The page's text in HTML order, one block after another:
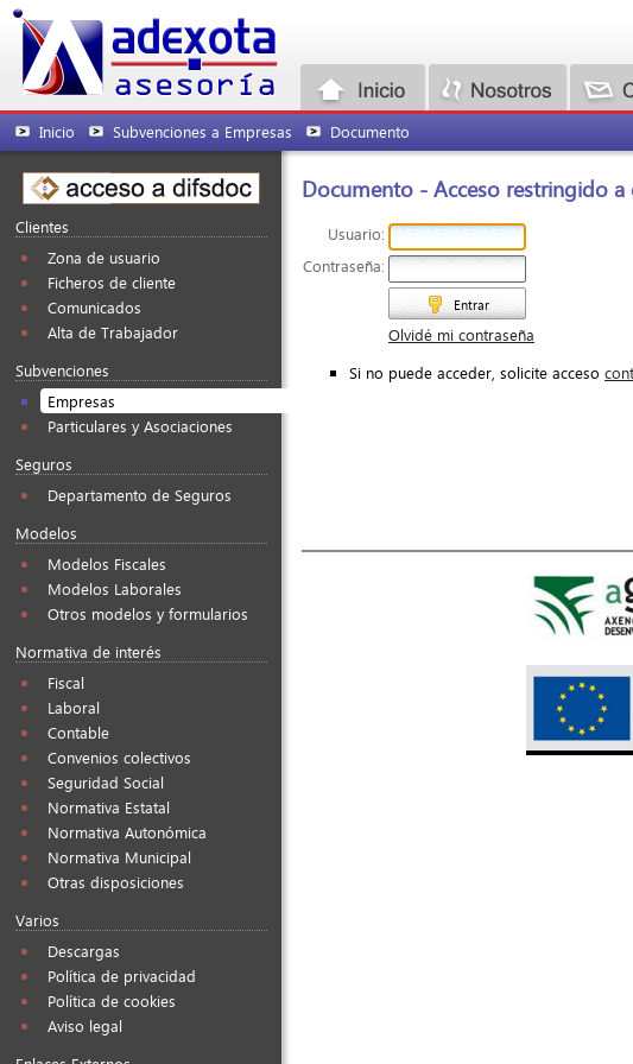
Inicio Subvenciones a Empresas Documento
Clientes
Zona de usuario
Ficheros de cliente
Comunicados
Alta de Trabajador
Subvenciones
Empresas
Particulares y Asociaciones
Seguros
Departamento de Seguros
Modelos
Modelos Fiscales
Modelos Laborales
Otros modelos y formularios
Normativa de interés
Fiscal
Laboral
Contable
Convenios colectivos
Seguridad Social
Normativa Estatal
Normativa Autonómica
Normativa Municipal
Otras disposiciones
Varios
Descargas
Política de privacidad
Política de cookies
Aviso legal
Documento - Acceso restringido a
Usuario:
Contraseña:
Entrar
Olvidé mi contraseña
Si no puede acceder, solicite acceso